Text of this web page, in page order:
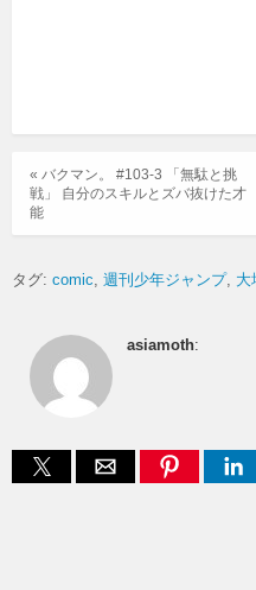
« バクマン。 #103-3 「無駄と挑
戦」 自分のスキルとズバ抜けた才
能
タグ: comic 週刊少年ジャンプ 大
asiamoth: